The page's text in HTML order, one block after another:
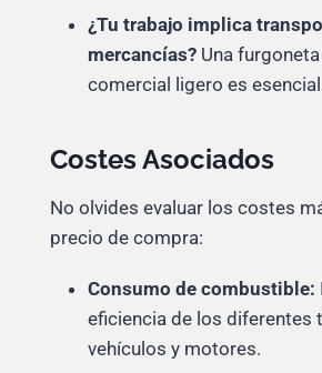
¿Tu trabajo implica
mercancías?Una
comercial ligero es
Costes Asociados
No olvides evaluar los costes
precio de compra:
Consumo de combustible:
eficiencia de los diferentes
vehículos y motores.